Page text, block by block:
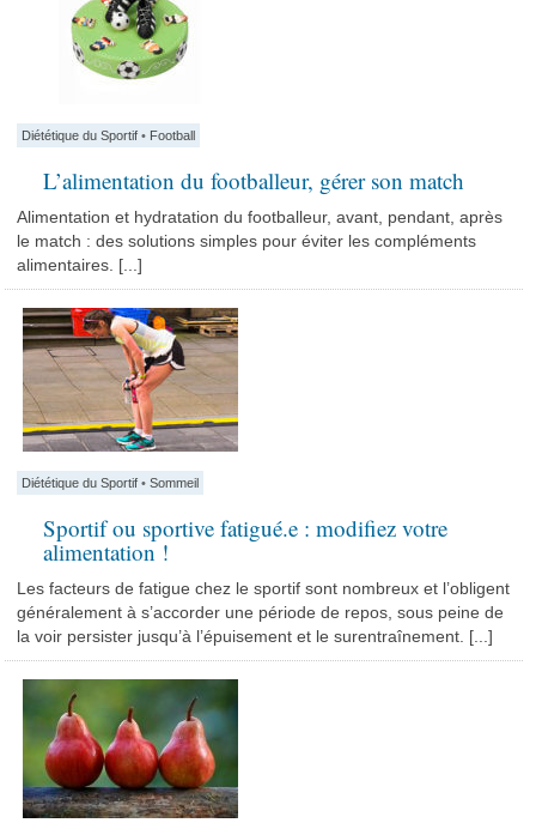
Diététique du Sportif • Football
L’alimentation du footballeur, gérer son match
Alimentation et hydratation du footballeur, avant, pendant, après
le match : des solutions simples pour éviter les compléments
alimentaires. [...]
Diététique du Sportif •Sommeil
Sportif ou sportive fatigué.e : modifiez votre
alimentation !
Les facteurs de fatigue chez le sportif sont nombreux et l’obligent
généralement à s’accorder une période de repos, sous peine de
la voir persister jusqu’à l’épuisement et le surentraînement. [...]